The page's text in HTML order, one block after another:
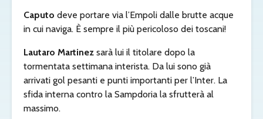
Caputo deve portare via l’Empoli dalle brutte acque
in cui naviga. È sempre il più pericoloso dei toscani!
Lautaro Martinez sarà lui il titolare dopo la
tormentata settimana interista. Da lui sono già
arrivati gol pesanti e punti importanti per l’Inter. La
sfida interna contro la Sampdoria la sfrutterà al
massimo.